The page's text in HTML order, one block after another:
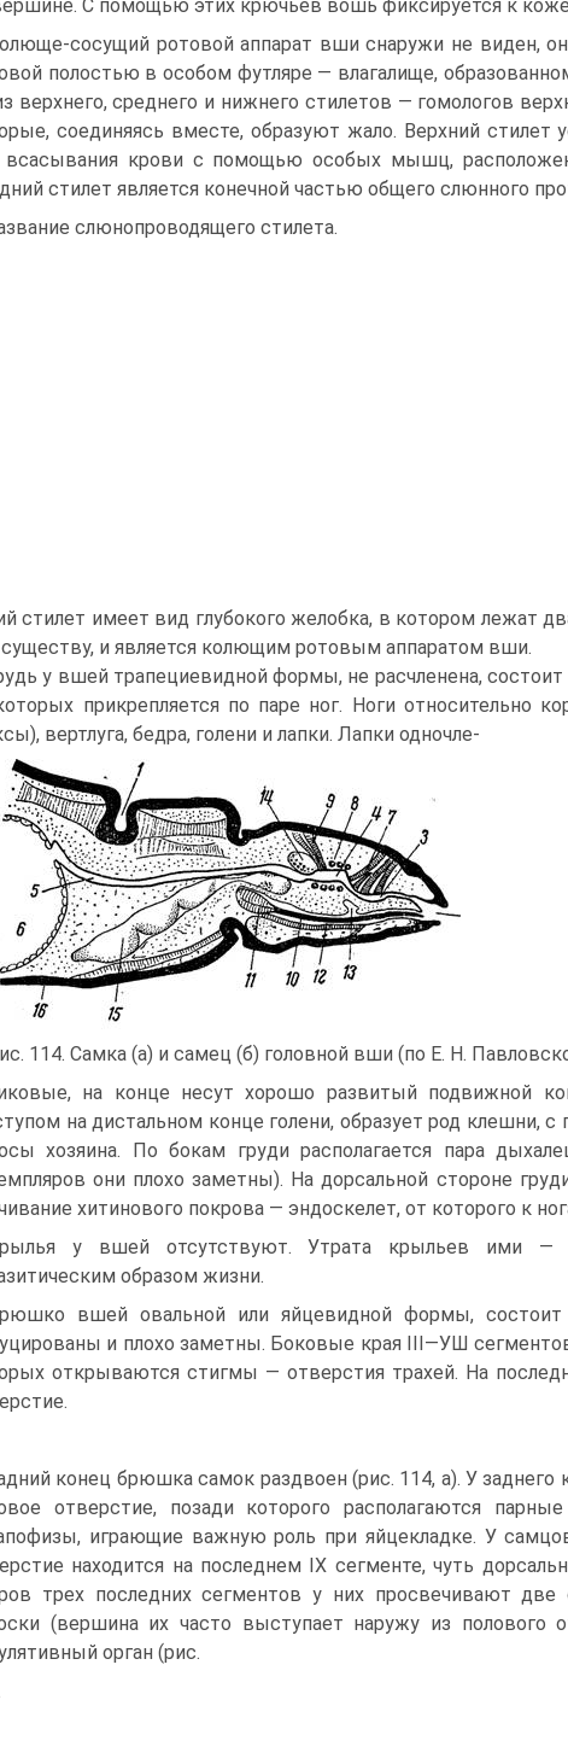
С помощью этих крючьев вошь фиксируется к коже
сосущий ротовой аппарат вши снаружи не виден, он
полостью в особом футляре — влагалище,
верхнего, среднего и нижнего стилетов — гомологов
соединяясь вместе, образуют жало. Верхний
всасывания крови с помощью особых мышц,
стилет является конечной частью общего слюнного
слюнопроводящего стилета.
стилет имеет вид глубокого желобка, в котором лежат
существу, и является колющим ротовым аппаратом вши.
у вшей трапециевидной формы, не расчленена,
прикрепляется по паре ног. Ноги относительно
вертлуга, бедра, голени и лапки. Лапки одночле-
114. Самка (а) и самец (б) головной вши (по Е. Н.
на конце несут хорошо развитый подвижной
на дистальном конце голени, образует род клешни,
хозяина. По бокам груди располагается пара
они плохо заметны). На дорсальной стороне
хитинового покрова — эндоскелет, от которого к
у вшей отсутствуют. Утрата крыльев ими —
образом жизни.
вшей овальной или яйцевидной формы,
и плохо заметны. Боковые края III—УШ
открываются стигмы — отверстия трахей. На
конец брюшка самок раздвоен (рис. 114, а). У заднего
отверстие, позади которого располагаются
играющие важную роль при яйцекладке. У
находится на последнем IX сегменте, чуть
трех последних сегментов у них просвечивают
(вершина их часто выступает наружу из полового
орган (рис.